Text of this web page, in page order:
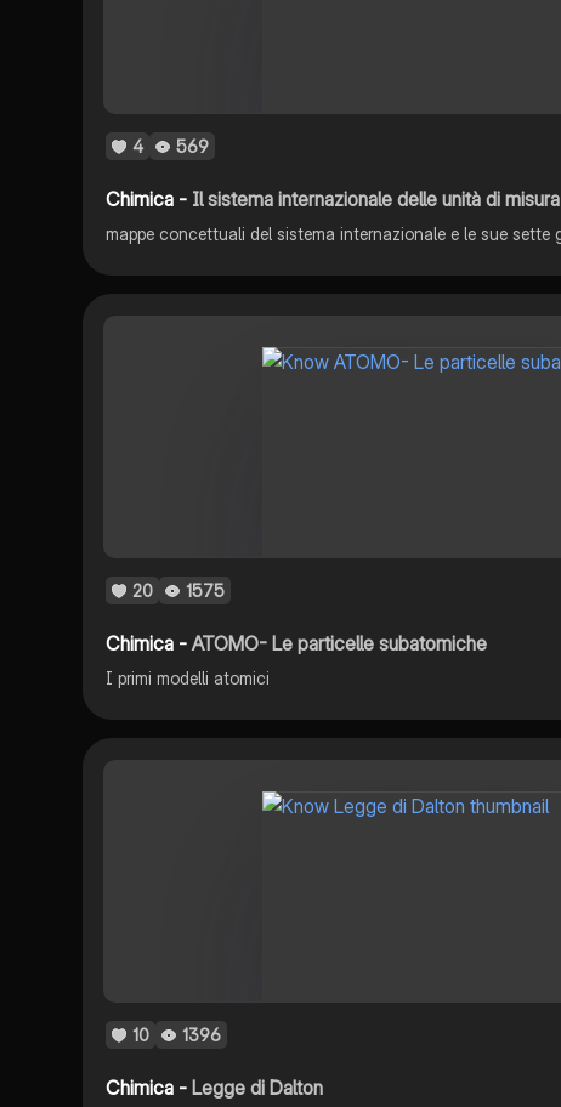
4 569
Chimica - Il sistema internazionale delle unità di misura
20 1575
Chimica -ATOMO- Le particelle subatomiche
I primi modelli atomici
10 1396
Chimica -Legge di Dalton